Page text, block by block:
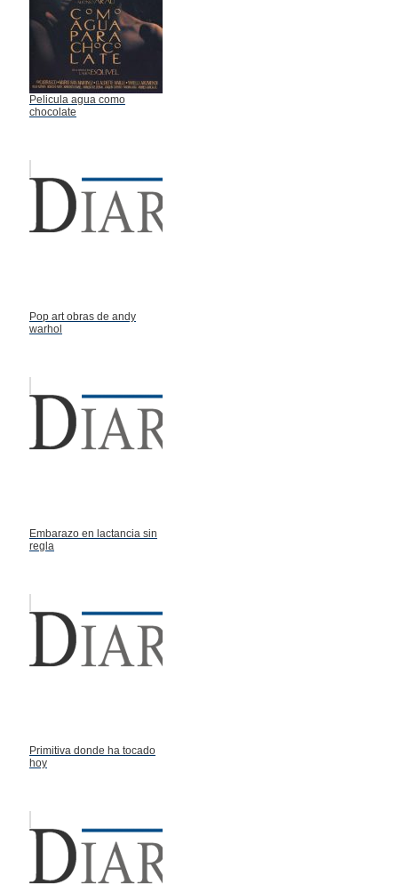
Pelicula agua como
chocolate
Pop art obras de andy
warhol
Embarazo en lactancia sin
regla
Primitiva donde ha tocado
hoy